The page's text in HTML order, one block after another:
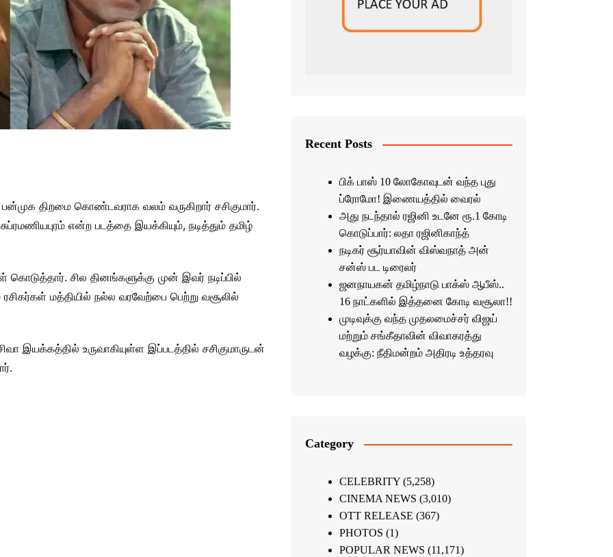
பன்முக திறமை கொண்டவராக வலம் வருகிறார் சசிகுமார்.
என்ற படத்தை இயக்கியும், நடித்தும் தமிழ்
சில தினங்களுக்கு முன் இவர் நடிப்பில்
மத்தியில் நல்ல வரவேற்பை பெற்று வசூலில்
இயக்கத்தில் உருவாகியுள்ள இப்படத்தில் சசிகுமாருடன்
Recent Posts
பிக் பாஸ் 10 லோகோவுடன் வந்த புது
ப்ரோமோ! இணையத்தில் வைரல்
அது நடந்தால் ரஜினி உடனே ரூ.1 கோடி
கொடுப்பார்: லதா ரஜினிகாந்த்
நடிகர் சூர்யாவின் விஸ்வநாத் அன்
சன்ஸ் பட டிரைலர்
ஜனநாயகன் தமிழ்நாடு பாக்ஸ் ஆபீஸ்..
16 நாட்களில் இத்தனை கோடி வசூலா!!
முடிவுக்கு வந்த முதலமைச்சர் விஜய்
மற்றும் சங்கீதாவின் விவாகரத்து
வழக்கு: நீதிமன்றம் அதிரடி உத்தரவு
Category
CELEBRITY(5,258)
CINEMA NEWS (3,010)
OTT RELEASE (367)
PHOTOS (1)
POPULAR NEWS (11,171)